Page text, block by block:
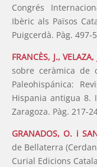
Congrés
Ibèric als Països
Puigcerdà. Pàg. 497-
FRANCÈS, J.,
sobre ceràmica de
Paleohispánica:
Hispania antigua 8.
Zaragoza. Pàg. 217-
GRANADOS, O. i
de Bellaterra
Curial Edicions